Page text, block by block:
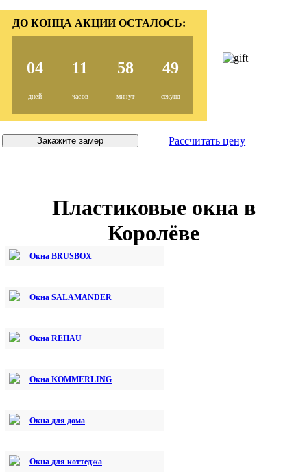
ДО КОНЦА АКЦИИ ОСТАЛОСЬ:
04
дней
11
часов
58
минут
48
секунд
Закажите замер Рассчитать цену
Пластиковые окна в
Королёве
Окна BRUSBOX
Окна SALAMANDER
Окна REHAU
Окна KOMMERLING
Окна для дома
Окна для коттеджа